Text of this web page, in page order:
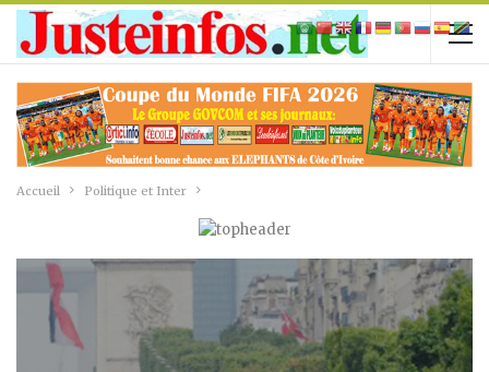
Accueil Politique et Inter